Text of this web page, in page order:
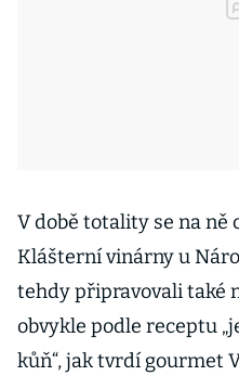
V době totality se na ně
Klášterní vinárny u
tehdy připravovali také
obvykle podle receptu
kůň“, jak tvrdí gourmet